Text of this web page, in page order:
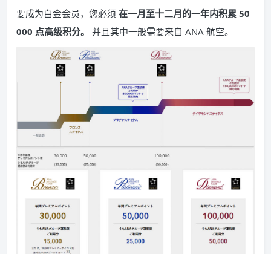
要成为白金会员，您必须 在一月至十二月的一年内积累 50
000 点高级积分。
并且其中一般需要来自 ANA 航空。